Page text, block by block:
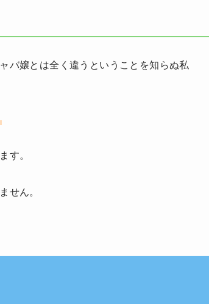
バ嬢とは全く違うということを知らぬ私
す。
せん。